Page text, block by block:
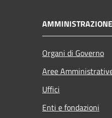
AMMINISTRAZIONE
Organi di Governo
Aree
Uffici
Enti e fondazioni